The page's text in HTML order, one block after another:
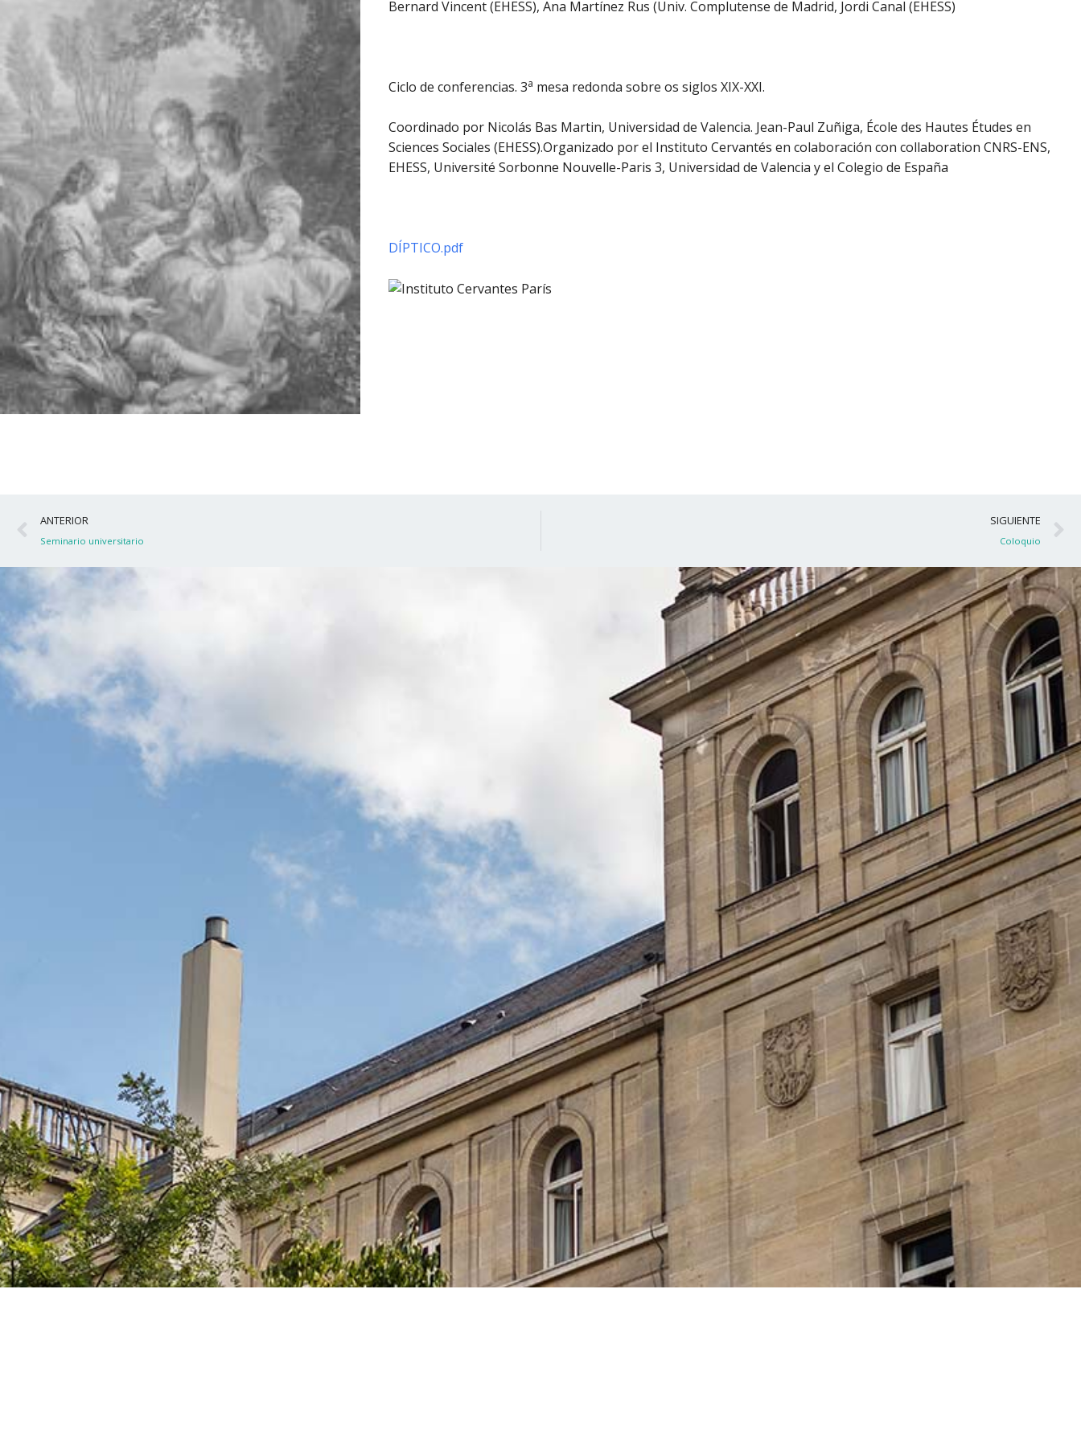
Bernard Vincent (EHESS), Ana Martínez Rus (Univ. Complutense de Madrid, Jordi Canal (EHESS)
Ciclo de conferencias. 3a mesa redonda sobre os siglos XIX-XXI.
Coordinado por Nicolás Bas Martin, Universidad de Valencia. Jean-Paul Zuñiga, École des Hautes Études en
Sciences Sociales (EHESS).Organizado por el Instituto Cervantés en colaboración con collaboration CNRS-ENS,
EHESS, Université Sorbonne Nouvelle-Paris 3, Universidad de Valencia y el Colegio de España
DÍPTICO.pdf
Ant
ANTERIOR
Seminario universitario
SIGUIENTE
Coloquio